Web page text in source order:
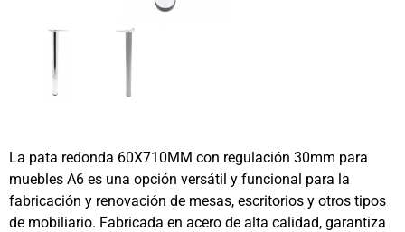
La pata redonda 60X710MM con regulación 30mm para
muebles A6 es una opción versátil y funcional para la
fabricación y renovación de mesas, escritorios y otros tipos
de mobiliario. Fabricada en acero de alta calidad, garantiza